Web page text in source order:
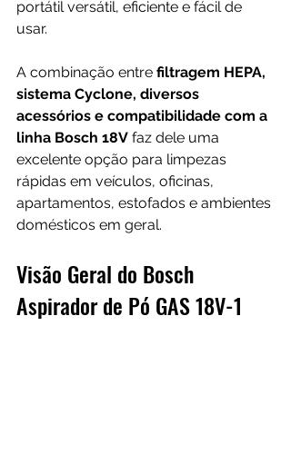
portátil versátil, eficiente e fácil de
usar.
A combinação entre filtragem HEPA,
sistema Cyclone, diversos
acessórios e compatibilidade com a
linha Bosch 18V faz dele uma
excelente opção para limpezas
rápidas em veículos, oficinas,
apartamentos, estofados e ambientes
domésticos em geral.
Visão Geral do Bosch
Aspirador de Pó GAS 18V-1